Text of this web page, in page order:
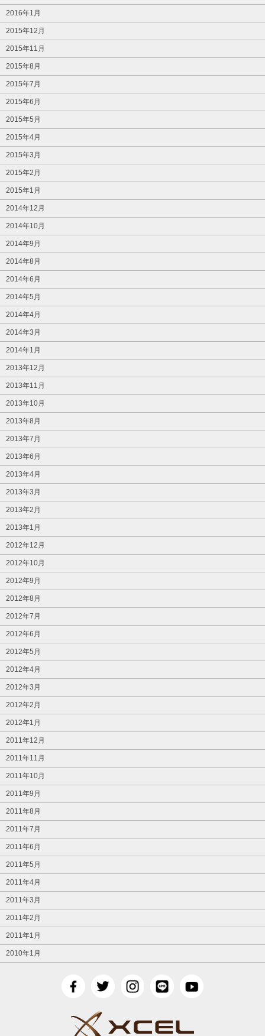
2016年1月
2015年12月
2015年11月
2015年8月
2015年7月
2015年6月
2015年5月
2015年4月
2015年3月
2015年2月
2015年1月
2014年12月
2014年10月
2014年9月
2014年8月
2014年6月
2014年5月
2014年4月
2014年3月
2014年1月
2013年12月
2013年11月
2013年10月
2013年8月
2013年7月
2013年6月
2013年4月
2013年3月
2013年2月
2013年1月
2012年12月
2012年10月
2012年9月
2012年8月
2012年7月
2012年6月
2012年5月
2012年4月
2012年3月
2012年2月
2012年1月
2011年12月
2011年11月
2011年10月
2011年9月
2011年8月
2011年7月
2011年6月
2011年5月
2011年4月
2011年3月
2011年2月
2011年1月
2010年1月